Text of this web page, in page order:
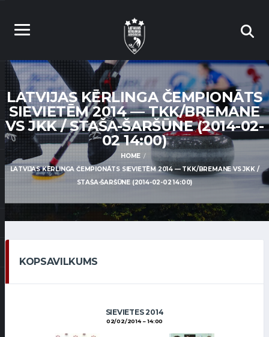
LATVIJAS KĒRLINGA ČEMPIONĀTS
SIEVIETĒM 2014 — TKK/BREMANE
VS JKK / STAŠA-ŠARŠŪNE (2014-02-
02 14:00)
HOME
LATVIJAS KĒRLINGA ČEMPIONĀTS SIEVIETĒM 2014 — TKK/BREMANE VS JKK /
STAŠA-ŠARŠŪNE (2014-02-02 14:00)
KOPSAVILKUMS
SIEVIETES 2014
02/02/2014 14:00